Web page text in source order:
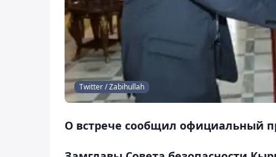
Twitter / Zabihullah
О встрече сообщил официальный